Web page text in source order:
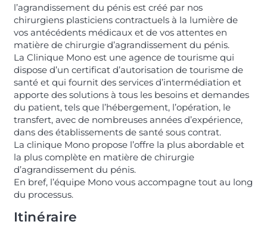
l’agrandissement du pénis est créé par nos
chirurgiens plasticiens contractuels à la lumière de
vos antécédents médicaux et de vos attentes en
matière de chirurgie d’agrandissement du pénis.
La Clinique Mono est une agence de tourisme qui
dispose d’un certificat d’autorisation de tourisme de
santé et qui fournit des services d’intermédiation et
apporte des solutions à tous les besoins et demandes
du patient, tels que l’hébergement, l’opération, le
transfert, avec de nombreuses années d’expérience,
dans des établissements de santé sous contrat.
La clinique Mono propose l’offre la plus abordable et
la plus complète en matière de chirurgie
d’agrandissement du pénis.
En bref, l’équipe Mono vous accompagne tout au long
du processus.
Itinéraire